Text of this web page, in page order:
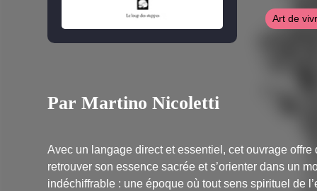
Visitez son
Art de
Par Martino Nicoletti
Avec un langage direct et essentiel, cet ouvrage offre
retrouver son essence sacrée et s’orienter dans un
indéchiffrable : une époque où tout sens spirituel de